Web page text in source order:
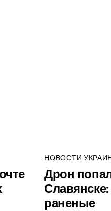
НОВОСТИ
Дрон
раненые